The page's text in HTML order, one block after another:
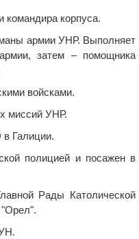
командира корпуса.
армии УНР. Выполняет
затем – помощника
войсками.
миссий УНР.
в Галиции.
полицией и посажен в
Рады Католической
"Орел".